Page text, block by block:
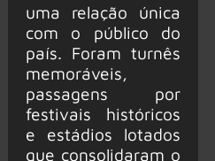
uma relação única
com o público do
país. Foram turnês
memoráveis,
passagens por
festivais históricos
e estádios lotados
que consolidaram o